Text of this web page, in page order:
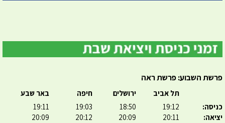
פרשת השבוע: פרשת ראה
כניסה:
יציאה:
תל אביב
19:12
20:11
ירושלים
18:50
20:09
חיפה
19:03
20:12
באר שבע
19:11
20:09